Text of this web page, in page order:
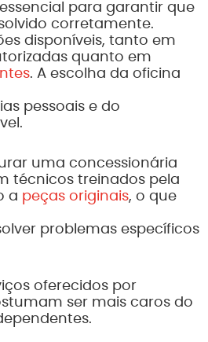
para garantir que
corretamente.
disponíveis, tanto em
quanto em
. A escolha da oficina
pessoais e do
uma concessionária
técnicos treinados pela
a peças originais, o que
problemas específicos
oferecidos por
ser mais caros do